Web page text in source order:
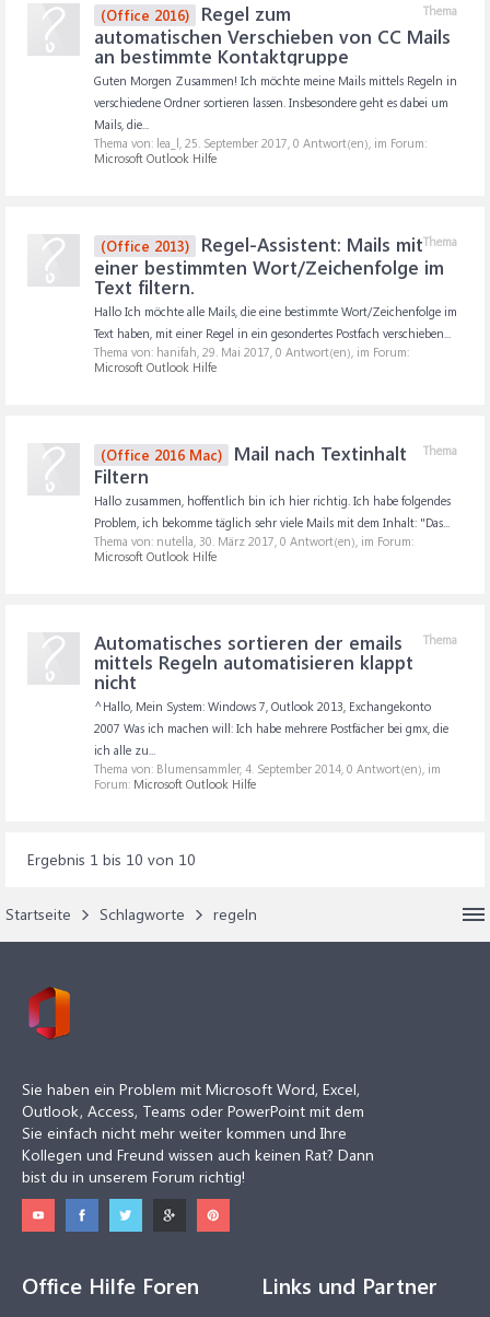
Thema
(Office 2016)
Regel zum
automatischen Verschieben von CC Mails
an bestimmte Kontaktgruppe
Guten Morgen Zusammen! Ich möchte meine Mails mittels Regeln in
verschiedene Ordner sortieren lassen. Insbesondere geht es dabei um
Mails, die...
Thema von: lea_l, 25. September 2017, 0 Antwort(en), im Forum:
Microsoft Outlook Hilfe
Thema
(Office 2013)
Regel-Assistent: Mails mit
einer bestimmten Wort/Zeichenfolge im
Text filtern.
Hallo Ich möchte alle Mails, die eine bestimmte Wort/Zeichenfolge im
Text haben, mit einer Regel in ein gesondertes Postfach verschieben...
Thema von: hanifah, 29. Mai 2017, 0 Antwort(en), im Forum:
Microsoft Outlook Hilfe
Thema
(Office 2016 Mac)
Mail nach Textinhalt
Filtern
Hallo zusammen, hoffentlich bin ich hier richtig. Ich habe folgendes
Problem, ich bekomme täglich sehr viele Mails mit dem Inhalt: "Das...
Thema von: nutella, 30. März 2017, 0 Antwort(en), im Forum:
Microsoft Outlook Hilfe
Thema
Automatisches sortieren der emails
mittels Regeln automatisieren klappt
nicht
^Hallo, Mein System: Windows 7, Outlook 2013, Exchangekonto
2007 Was ich machen will: Ich habe mehrere Postfächer bei gmx, die
ich alle zu...
Thema von: Blumensammler, 4. September 2014, 0 Antwort(en), im
Forum: Microsoft Outlook Hilfe
Ergebnis 1 bis 10 von 10
Startseite Schlagworte regeln
Sie haben ein Problem mit Microsoft Word, Excel,
Outlook, Access, Teams oder PowerPoint mit dem
Sie einfach nicht mehr weiter kommen und Ihre
Kollegen und Freund wissen auch keinen Rat? Dann
bist du in unserem Forum richtig!
Office Hilfe Foren Links und Partner